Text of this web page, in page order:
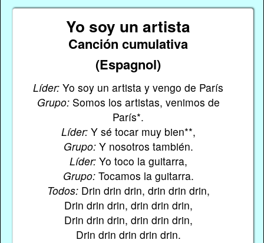
Yo soy un artista
Canción cumulativa
(Espagnol)
Líder: Yo soy un artista y vengo de París
Grupo:Somos los artistas, venimos de
París*.
Líder:Y sé tocar muy bien**,
Grupo:Y nosotros también.
Líder:Yo toco la guitarra,
Grupo:Tocamos la guitarra.
Todos:Drin drin drin, drin drin drin,
Drin drin drin, drin drin drin,
Drin drin drin, drin drin drin,
Drin drin drin drin drin.